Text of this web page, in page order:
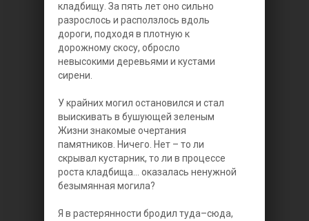
кладбищу. За пять лет оно сильно
разрослось и расползлось вдоль
дороги, подходя в плотную к
дорожному скосу, обросло
невысокими деревьями и кустами
сирени.
У крайних могил остановился и стал
выискивать в бушующей зеленым
Жизни знакомые очертания
памятников. Ничего. Нет – то ли
скрывал кустарник, то ли в процессе
роста кладбища... оказалась ненужной
безымянная могила?
Я в растерянности бродил туда–сюда,